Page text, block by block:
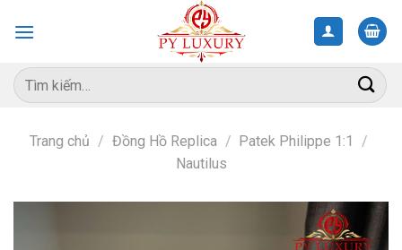
Tìm
kiếm:
Trang chủ / Đồng Hồ Replica / Patek Philippe 1:1
/
Nautilus